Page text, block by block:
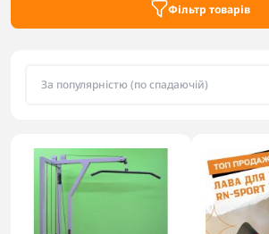
Фільтр товарів